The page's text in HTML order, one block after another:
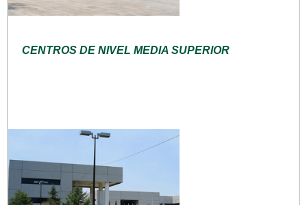
CENTROS DE NIVEL MEDIA SUPERIOR